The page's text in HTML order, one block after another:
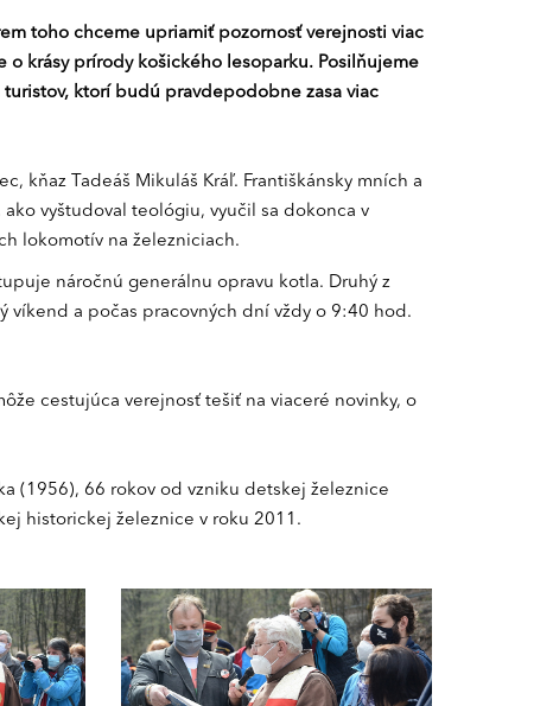
toho chceme upriamiť pozornosť verejnosti viac
krásy prírody košického lesoparku. Posilňujeme
ktorí budú pravdepodobne zasa viac
kňaz Tadeáš Mikuláš Kráľ. Františkánsky mních a
vyštudoval teológiu, vyučil sa dokonca v
lokomotív na železniciach.
náročnú generálnu opravu kotla. Druhý z
víkend a počas pracovných dní vždy o 9:40 hod.
cestujúca verejnosť tešiť na viaceré novinky, o
(1956), 66 rokov od vzniku detskej železnice
historickej železnice v roku 2011.